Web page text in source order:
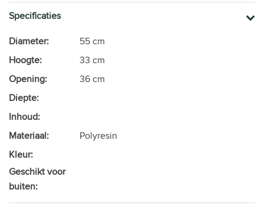
Specificaties
Diameter:
55 cm
Hoogte:
33 cm
Opening:
36 cm
Diepte:
Inhoud:
Materiaal:
Polyresin
Kleur:
Geschikt voor
buiten: